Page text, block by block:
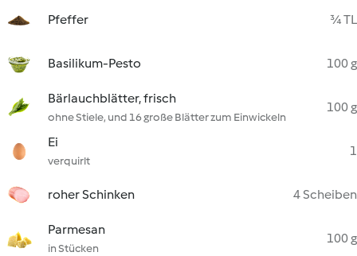
Pfeffer ¾ TL
Basilikum-Pesto 100 g
Bärlauchblätter, frisch
ohne Stiele, und 16 große Blätter zum Einwickeln
100 g
Ei
verquirlt
1
roher Schinken 4 Scheiben
Parmesan
in Stücken
100 g